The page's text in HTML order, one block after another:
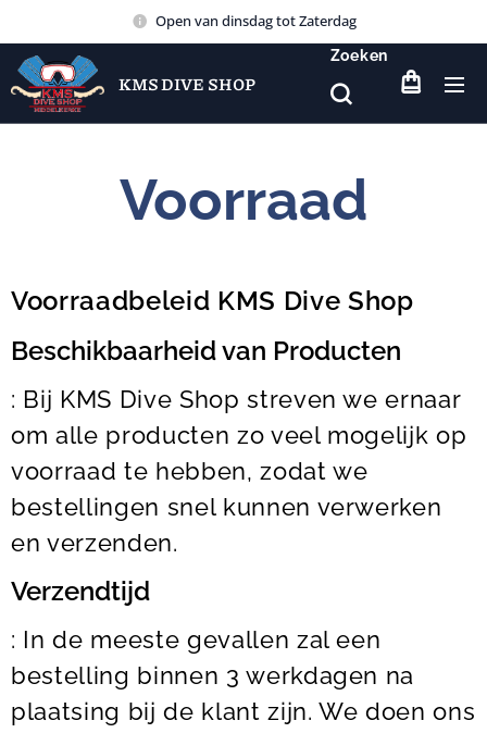
Open van dinsdag tot Zaterdag
KMS DIVE SHOP
Zoeken
Voorraad
Voorraadbeleid KMS Dive Shop
Beschikbaarheid van Producten
: Bij KMS Dive Shop streven we ernaar
om alle producten zo veel mogelijk op
voorraad te hebben, zodat we
bestellingen snel kunnen verwerken
en verzenden.
Verzendtijd
: In de meeste gevallen zal een
bestelling binnen 3 werkdagen na
plaatsing bij de klant zijn. We doen ons